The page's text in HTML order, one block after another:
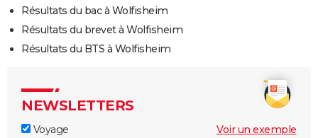
Résultats du bac à Wolfisheim
Résultats du brevet à Wolfisheim
Résultats du BTS à Wolfisheim
NEWSLETTERS
Voyage
Voir un exemple